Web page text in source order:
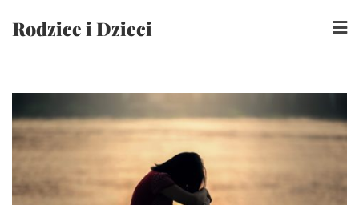
Rodzice i Dzieci